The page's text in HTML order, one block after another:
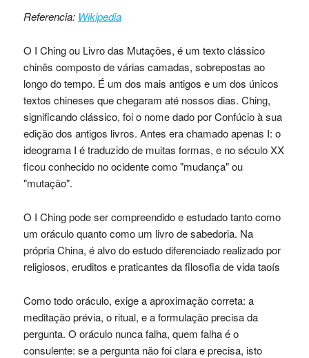
Referencia: Wikipedia
O I Ching ou Livro das Mutações, é um texto clássico
chinês composto de várias camadas, sobrepostas ao
longo do tempo. É um dos mais antigos e um dos únicos
textos chineses que chegaram até nossos dias. Ching,
significando clássico, foi o nome dado por Confúcio à sua
edição dos antigos livros. Antes era chamado apenas I: o
ideograma I é traduzido de muitas formas, e no século XX
ficou conhecido no ocidente como "mudança" ou
"mutação".
O I Ching pode ser compreendido e estudado tanto como
um oráculo quanto como um livro de sabedoria. Na
própria China, é alvo do estudo diferenciado realizado por
religiosos, eruditos e praticantes da filosofia de vida taoís
Como todo oráculo, exige a aproximação correta: a
meditação prévia, o ritual, e a formulação precisa da
pergunta. O oráculo nunca falha, quem falha é o
consulente: se a pergunta não foi clara e precisa, isto